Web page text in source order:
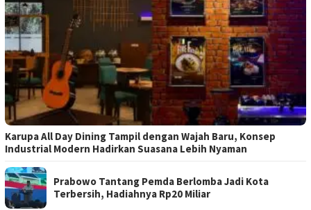
Karupa All Day Dining Tampil dengan Wajah Baru, Konsep
Industrial Modern Hadirkan Suasana Lebih Nyaman
Prabowo Tantang Pemda Berlomba Jadi Kota
Terbersih, Hadiahnya Rp20 Miliar